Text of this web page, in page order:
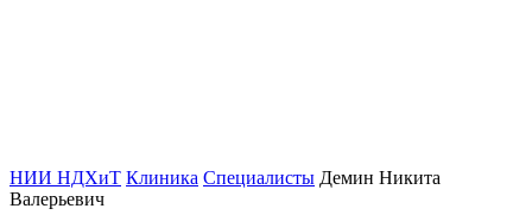
НИИ НДХиТ Клиника Специалисты Демин Никита
Валерьевич